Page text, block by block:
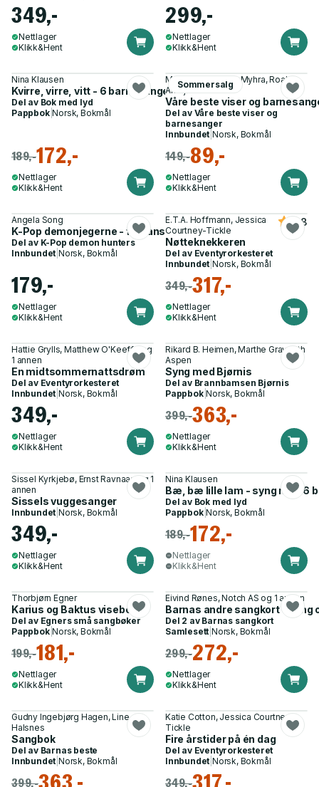
349,-
Nettlager
Klikk&Hent
299,-
Nettlager
Klikk&Hent
Nina Klausen
Kvirre, virre, vitt - 6 barnesanger
Del av Bok med lyd
Pappbok|Norsk, Bokmål
189,-172,-
Nettlager
Klikk&Hent
Sommersalg
Mailén Stubsveen Myhra, Roald
Ambjørnsen
Våre beste viser og
Del av Våre beste viser og
barnesanger
Innbundet |Norsk, Bokmål
149,-89,-
Nettlager
Klikk&Hent
Angela Song
K-Pop demonjegerne - for fansen!
Del av K-Pop demon hunters
Innbundet |Norsk, Bokmål
179,-
Nettlager
Klikk&Hent
E.T.A. Hoffmann, Jessica
Courtney-Tickle
Nøtteknekkeren
4.8
Del av Eventyrorkesteret
Innbundet |Norsk, Bokmål
349,-317,-
Nettlager
Klikk&Hent
Hattie Grylls, Matthew O'Keeffe og
1 annen
En midtsommernattsdrøm
Del av Eventyrorkesteret
Innbundet |Norsk, Bokmål
349,-
Nettlager
Klikk&Hent
Rikard B. Heimen, Marthe Gravseth
Aspen
Syng med Bjørnis
Del av Brannbamsen Bjørnis
Pappbok|Norsk, Bokmål
399,-363,-
Nettlager
Klikk&Hent
Sissel Kyrkjebø, Ernst Ravnaas og 1
annen
Sissels vuggesanger
Innbundet |Norsk, Bokmål
349,-
Nettlager
Klikk&Hent
Nina Klausen
Bæ, bæ lille lam - syng med 6
Del av Bok med lyd
Pappbok|Norsk, Bokmål
189,-172,-
Nettlager
Klikk&Hent
Thorbjørn Egner
Karius og Baktus visebok
Del av Egners små sangbøker
Pappbok|Norsk, Bokmål
199,-181,-
Nettlager
Klikk&Hent
Eivind Rønes, Notch AS og 1 annen
Barnas andre sangkort - syng
Del 2 av Barnas sangkort
Samlesett |Norsk, Bokmål
299,-272,-
Nettlager
Klikk&Hent
Gudny Ingebjørg Hagen, Line
Halsnes
Sangbok
Del av Barnas beste
Innbundet |Norsk, Bokmål
399,-
Katie Cotton, Jessica Courtney-
Tickle
Fire årstider på én dag
Del av Eventyrorkesteret
Innbundet |Norsk, Bokmål
349,-